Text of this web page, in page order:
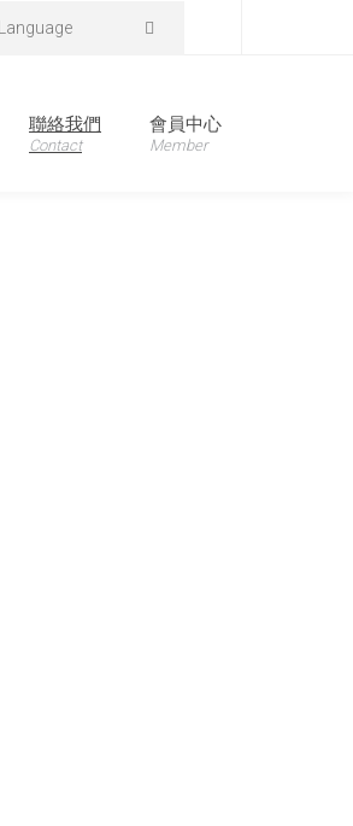
Language
聯絡我們
Contact
會員中心
Member